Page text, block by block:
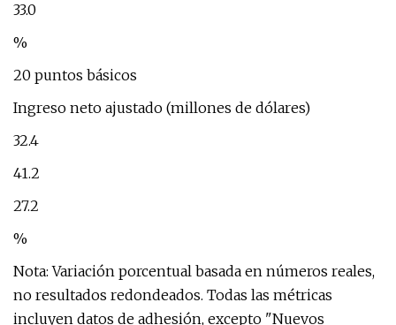
33.0
%
20 puntos básicos
Ingreso neto ajustado (millones de dólares)
32.4
41.2
27.2
%
Nota: Variación porcentual basada en números reales,
no resultados redondeados. Todas las métricas
incluyen datos de adhesión, excepto "Nuevos